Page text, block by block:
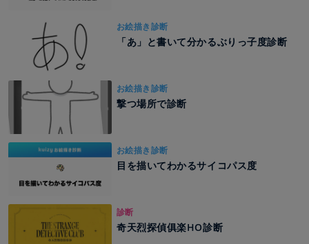
お絵描き診断
「あ」と書いて分かるぶりっ子度診断
お絵描き診断
撃つ場所で診断
お絵描き診断
目を描いてわかるサイコパス度
診断
奇天烈探偵俱楽HO診断